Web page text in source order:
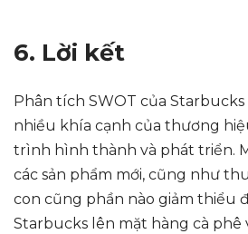
6. Lời kết
Phân tích SWOT của
nhiều khía cạnh của thương
trình hình thành và phát triển.
các sản phẩm mới, cũng như
con cũng phần nào giảm thiểu
Starbucks lên mặt hàng cà phê